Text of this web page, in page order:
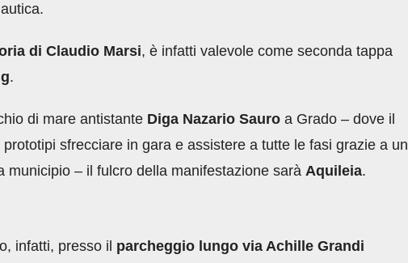
di Claudio Marsi, è infatti valevole come seconda tappa
.
di mare antistante Diga Nazario Sauro a Grado – dove il
sfrecciare in gara e assistere a tutte le fasi grazie a un
municipio – il fulcro della manifestazione sarà Aquileia.
infatti, presso il parcheggio lungo via Achille Grandi